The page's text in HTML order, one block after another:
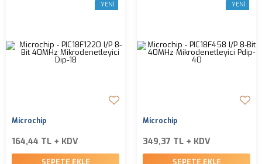
YENI
Microchip
164,44 TL + KDV
YENI
Microchip
349,37 TL + KDV